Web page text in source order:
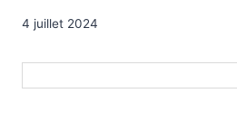
4 juillet 2024